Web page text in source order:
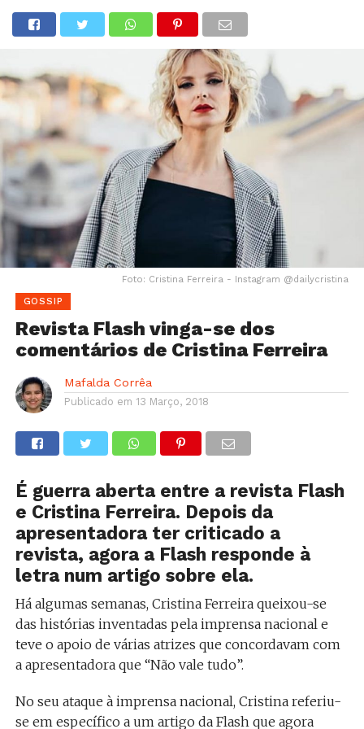
Foto: Cristina Ferreira - Instagram @dailycristina
GOSSIP
Revista Flash vinga-se dos
comentários de Cristina Ferreira
Mafalda Corrêa
Publicado em 13 Março, 2018
É guerra aberta entre a revista Flash
e Cristina Ferreira. Depois da
apresentadora ter criticado a
revista, agora a Flash responde à
letra num artigo sobre ela.
Há algumas semanas, Cristina Ferreira queixou-se
das histórias inventadas pela imprensa nacional e
teve o apoio de várias atrizes que concordavam com
a apresentadora que “Não vale tudo”.
No seu ataque à imprensa nacional, Cristina referiu-
se em específico a um artigo da Flash que agora